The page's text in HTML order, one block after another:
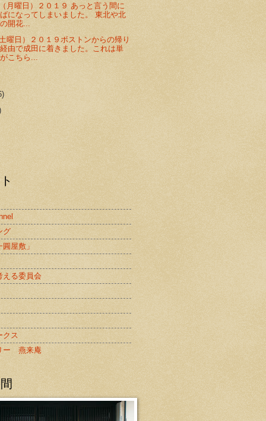
月曜日）２０１９ あっと言う間に
になってしまいました。 東北や北
開花...
曜日）２０１９ボストンからの帰り
由で成田に着きました。これは単
こちら...
グ
屋敷」
える委員会
クス
ー 燕来庵